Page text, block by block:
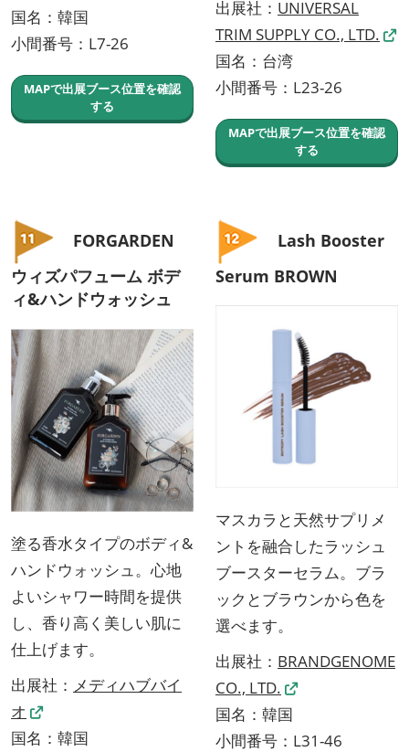
国名：韓国
小間番号：L7-26
MAPで出展ブース位置を確認
する
出展社： UNIVERSAL
TRIM SUPPLY CO., LTD.
国名：台湾
小間番号：L23-26
MAPで出展ブース位置を確認
する
FORGARDEN
ウィズパフューム ボデ
ィ&ハンドウォッシュ
塗る香水タイプのボディ&
ハンドウォッシュ。心地
よいシャワー時間を提供
し、香り高く美しい肌に
仕上げます。
出展社： メディハブバイ
オ
国名：韓国
Lash Booster
Serum BROWN
マスカラと天然サプリメ
ントを融合したラッシュ
ブースターセラム。ブラ
ックとブラウンから色を
選べます。
出展社： BRANDGENOME
CO., LTD.
国名：韓国
小間番号：L31-46